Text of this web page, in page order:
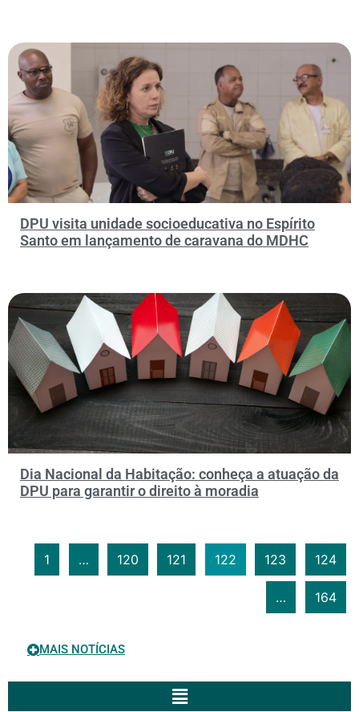
DPU visita unidade socioeducativa no Espírito
Santo em lançamento de caravana do MDHC
Dia Nacional da Habitação: conheça a atuação da
DPU para garantir o direito à moradia
1 … 120 121 122 123 124
… 164
MAIS NOTÍCIAS